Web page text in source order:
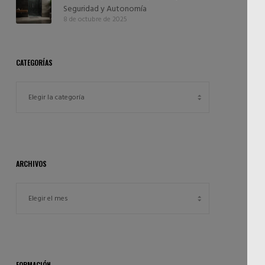
Seguridad y Autonomía
8 de octubre de 2025
CATEGORÍAS
ARCHIVOS